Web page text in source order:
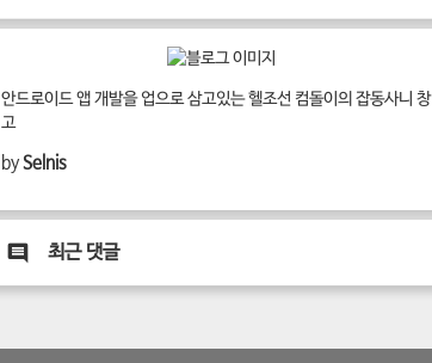
안드로이드 앱 개발을 업으로 삼고있는 헬조선 컴돌이의 잡동사니 창
고
bySelnis
최근 댓글